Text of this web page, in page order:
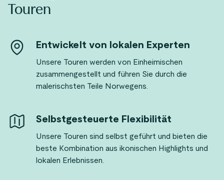
Touren
Entwickelt von lokalen Experten
Unsere Touren werden von Einheimischen
zusammengestellt und führen Sie durch die
malerischsten Teile Norwegens.
Selbstgesteuerte Flexibilität
Unsere Touren sind selbst geführt und bieten die
beste Kombination aus ikonischen Highlights und
lokalen Erlebnissen.